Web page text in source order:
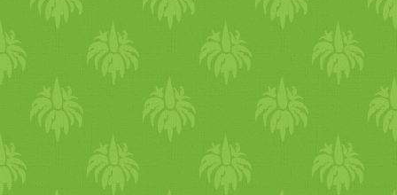
Közben kortyolgass egy
köményes gyógyteát.
receptje aszódabikarbóna ,
refluxos tüneteket.